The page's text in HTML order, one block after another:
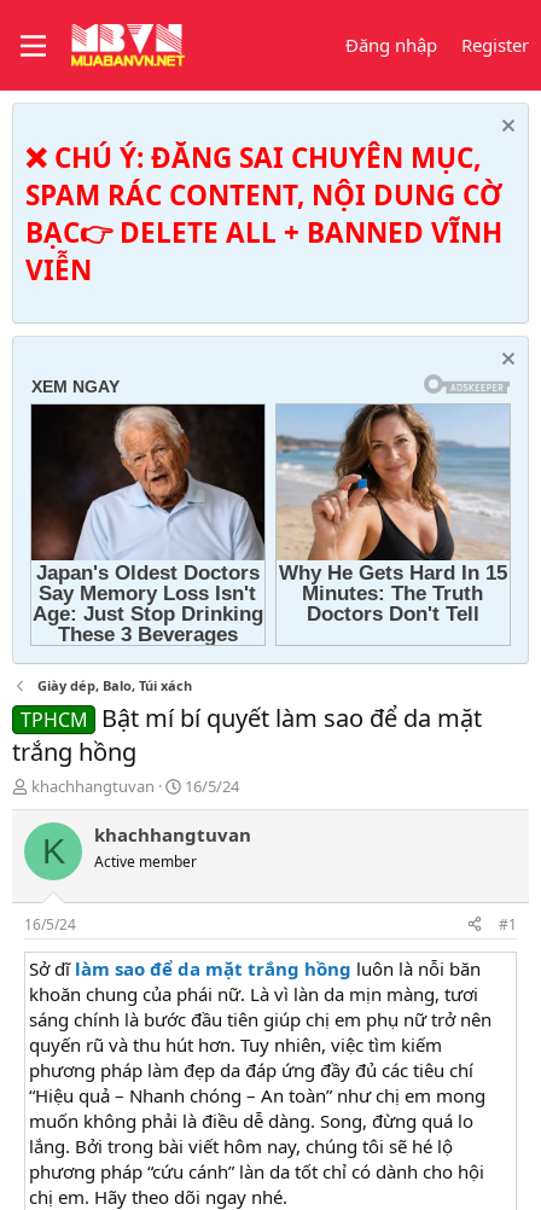
Đăng nhập Register
❌ CHÚ Ý: ĐĂNG SAI CHUYÊN MỤC,
SPAM RÁC CONTENT, NỘI DUNG CỜ
BẠC👉 DELETE ALL + BANNED VĨNH
VIỄN
Giày dép, Balo, Túi xách
TPHCM
Bật mí bí quyết làm sao để da mặt
trắng hồng
T
h
r
a
s
t
a
r
t
e
r
khachhangtuvan
N
g
à
y
g
16/5/24
K khachhangtuvan
Active member
16/5/24 #1
Sở dĩ làm sao để da mặt trắng hồng luôn là nỗi băn
khoăn chung của phái nữ. Là vì làn da mịn màng, tươi
sáng chính là bước đầu tiên giúp chị em phụ nữ trở nên
quyến rũ và thu hút hơn. Tuy nhiên, việc tìm kiếm
phương pháp làm đẹp da đáp ứng đầy đủ các tiêu chí
“Hiệu quả – Nhanh chóng – An toàn” như chị em mong
muốn không phải là điều dễ dàng. Song, đừng quá lo
lắng. Bởi trong bài viết hôm nay, chúng tôi sẽ hé lộ
phương pháp “cứu cánh” làn da tốt chỉ có dành cho hội
chị em. Hãy theo dõi ngay nhé.